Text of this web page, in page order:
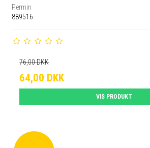
Permin
889516
76,00 DKK
64,00 DKK
VIS PRODUKT